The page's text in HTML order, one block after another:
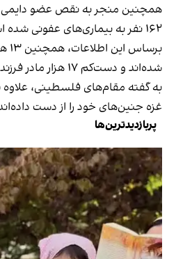
همچنین منجر به نقص عضو دایمی
۱۶۲ نفر به بیماری‌های عفونی شده است.
شده‌اند و دست‌کم ۱۷ هزار مادر فرزندان خود را از دست داده‌اند.
غزه جنین‌های خود را از دست
پربازدیدترین‌ها